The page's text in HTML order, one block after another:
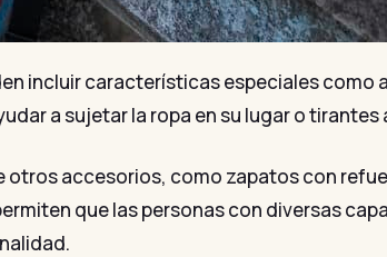
incluir características especiales como
a sujetar la ropa en su lugar o
otros accesorios, como zapatos con
que las personas con diversas